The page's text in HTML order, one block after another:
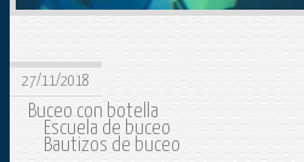
27/11/2018
Buceo con botella
Escuela de buceo
Bautizos de buceo